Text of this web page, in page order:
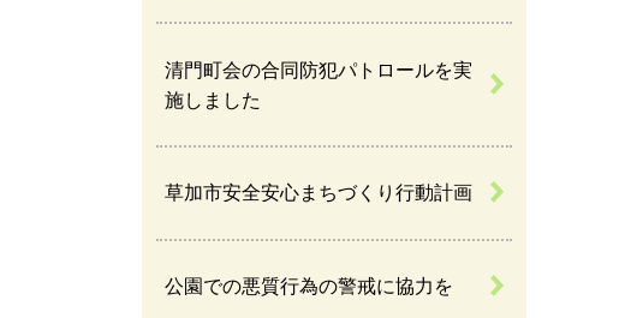
清門町会の合同防犯パトロールを実
施しました
草加市安全安心まちづくり行動計画
公園での悪質行為の警戒に協力を